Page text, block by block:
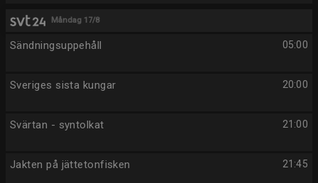
Måndag 17/8
05:00
Sändningsuppehåll
20:00
Sveriges sista kungar
21:00
Svärtan - syntolkat
21:45
Jakten på jättetonfisken